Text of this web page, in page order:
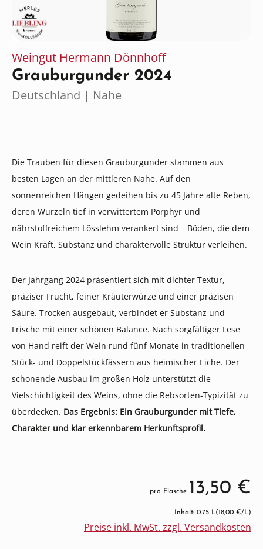
Weingut Hermann Dönnhoff
Grauburgunder 2024
Deutschland | Nahe
Die Trauben für diesen Grauburgunder stammen aus
besten Lagen an der mittleren Nahe. Auf den
sonnenreichen Hängen gedeihen bis zu 45 Jahre alte Reben,
deren Wurzeln tief in verwittertem Porphyr und
nährstoffreichem Lösslehm verankert sind – Böden, die dem
Wein Kraft, Substanz und charaktervolle Struktur verleihen.
Der Jahrgang 2024 präsentiert sich mit dichter Textur,
präziser Frucht, feiner Kräuterwürze und einer präzisen
Säure. Trocken ausgebaut, verbindet er Substanz und
Frische mit einer schönen Balance. Nach sorgfältiger Lese
von Hand reift der Wein rund fünf Monate in traditionellen
Stück- und Doppelstückfässern aus heimischer Eiche. Der
schonende Ausbau im großen Holz unterstützt die
Vielschichtigkeit des Weins, ohne die Rebsorten-Typizität zu
überdecken. Das Ergebnis: Ein Grauburgunder mit Tiefe,
Charakter und klar erkennbarem Herkunftsprofil.
pro Flasche 13,50 €
Inhalt: 0.75 L(18,00 €/L)
Preise inkl. MwSt. zzgl. Versandkosten